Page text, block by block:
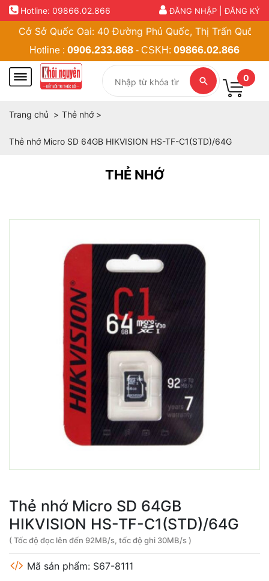
ĐĂNG NHẬP |ĐĂNG KÝ
Hotline: 09866.02.866
Sở Quốc Oai: 40 Đường Phủ Quốc, Thị Trấn Quốc
Hotline : 0906.233.868 - CSKH: 09866.02.866
0
Trang chủ Thẻ nhớ
Thẻ nhớ Micro SD 64GB HIKVISION HS-TF-C1(STD)/64G
THẺ NHỚ
Thẻ nhớ Micro SD 64GB
HIKVISION HS-TF-C1(STD)/64G
( Tốc độ đọc lên đến 92MB/s, tốc độ ghi 30MB/s )
Mã sản phẩm: S67-8111